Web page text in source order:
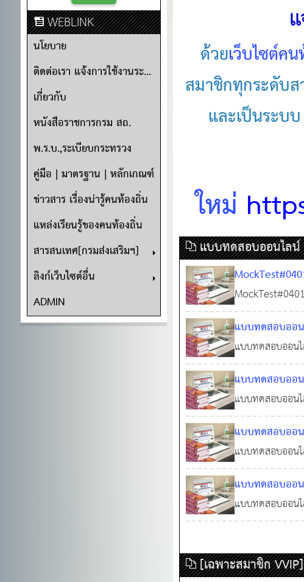
WEBLINK
นโยบาย
ติดต่อเรา แจ้งการใช้งานระบบ
เกี่ยวกับ
หนังสือราชการกรม สถ.
พ.ร.บ.,ระเบียบกระทรวง
คู่มือ | มาตรฐาน | หลักเกณฑ์
ข่าวสาร เรื่องน่ารู้คนท้องถิ่น
แหล่งเรียนรู้ของคนท้องถิ่น
สารสนเทศ[กรมส่งเสริมฯ]
ลิงก์เว็บไซต์อื่น
ADMIN
ด้วยเว็บไซต์ค
สมาชิกทุกระดับ
และเป็นระบ
ใหม่
แบบทดสอบออนไลน์
ครอบคลุม: คณิต
ปฏิบัติราชการ (
คณิตศาสตร์และ
(กฎหมาย)
แบบทดสอบออ
พร้อมเฉลยและ
แบบทดสอบออน
เฉลยและอธิบา
สนทนา
แบบทดสอบออ
12 ธ.ค. 2568
แบบทดสอบออน
หลักสูตรภาษาอั
ไวยากรณ์พื้นฐา
แบบทดสอบออ
เฉลยและอธิบาย
แบบทดสอบออน
หลักสูตรภาษาอั
ไวยากรณ์พื้นฐาน
แบบทดสอบออ
พร้อมเฉลย แล
1,230
แบบทดสอบออน
และ​​​​​​​สรุปพระรา
[เฉพาะสมาชิก VVIP]